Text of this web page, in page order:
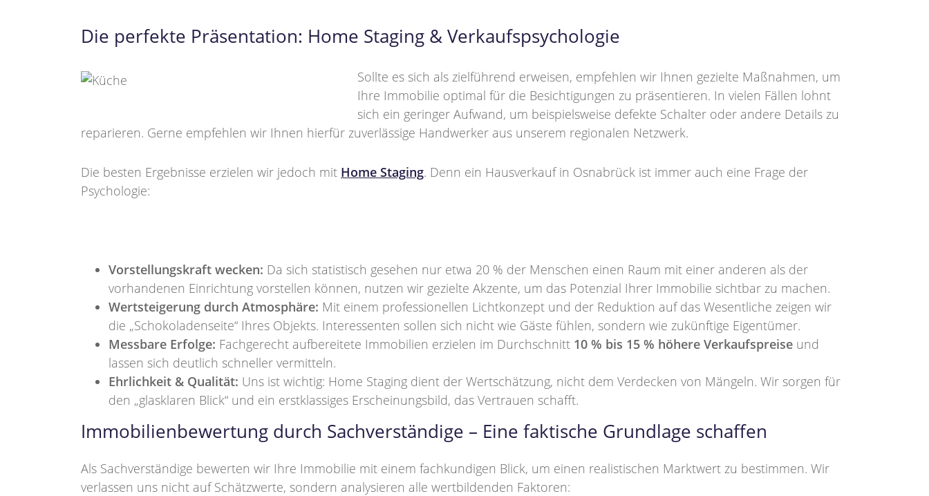
Die perfekte Präsentation: Home Staging & Verkaufspsychologie
Sollte es sich als zielführend erweisen, empfehlen wir Ihnen gezielte Maßnahmen, um
Ihre Immobilie optimal für die Besichtigungen zu präsentieren. In vielen Fällen lohnt
sich ein geringer Aufwand, um beispielsweise defekte Schalter oder andere Details zu
reparieren. Gerne empfehlen wir Ihnen hierfür zuverlässige Handwerker aus unserem regionalen Netzwerk.
Die besten Ergebnisse erzielen wir jedoch mit Home Staging. Denn ein Hausverkauf in Osnabrück ist immer auch eine Frage der
Psychologie:
Vorstellungskraft wecken: Da sich statistisch gesehen nur etwa 20 % der Menschen einen Raum mit einer anderen als der
vorhandenen Einrichtung vorstellen können, nutzen wir gezielte Akzente, um das Potenzial Ihrer Immobilie sichtbar zu machen.
Wertsteigerung durch Atmosphäre: Mit einem professionellen Lichtkonzept und der Reduktion auf das Wesentliche zeigen wir
die „Schokoladenseite“ Ihres Objekts. Interessenten sollen sich nicht wie Gäste fühlen, sondern wie zukünftige Eigentümer.
Messbare Erfolge: Fachgerecht aufbereitete Immobilien erzielen im Durchschnitt 10 % bis 15 % höhere Verkaufspreise und
lassen sich deutlich schneller vermitteln.
Ehrlichkeit & Qualität: Uns ist wichtig: Home Staging dient der Wertschätzung, nicht dem Verdecken von Mängeln. Wir sorgen für
den „glasklaren Blick“ und ein erstklassiges Erscheinungsbild, das Vertrauen schafft.
Immobilienbewertung durch Sachverständige – Eine faktische Grundlage schaffen
Als Sachverständige bewerten wir Ihre Immobilie mit einem fachkundigen Blick, um einen realistischen Marktwert zu bestimmen. Wir
verlassen uns nicht auf Schätzwerte, sondern analysieren alle wertbildenden Faktoren: